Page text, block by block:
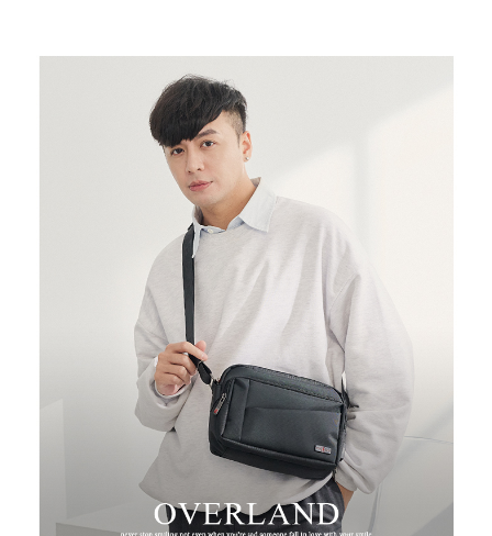
※ 請注意：結帳手續完成當下不需立刻繳費，但若您需要取消訂單，請聯絡
購買商品的店家。未經商家同意取消之訂單仍視為有效，需透過AFTEE先享
※ 交易是否成功請以「AFTEE先享後付 」之結帳頁面顯示為準，若有關於
是否繳費成功／繳費後需取消欲退款等相關疑問，請聯繫「AFTEE先享後付
https://netprotections.freshdesk.com/support/home
１．透過由恩沛科技股份有限公司提供之「AFTEE先享後付」服務完成之交
易，需依本服務之必要範圍內提供個人資料，並將交易相關給付款項請求債
權轉讓予恩沛科技股份有限公司。
２．關於個人資料處理事宜，請瀏覽以下網址：
https://aftee.tw/terms/#terms3
３．未成年的使用者請事先徵得法定代理人或監護人之同意方可使用
「AFTEE先享後付」，若未經同意申辦者引起之損失，本公司不負相關責
４．使用「AFTEE先享後付」時，將依據個別帳號之用戶狀況，依本公司即
時審查核予不同之上限額度；若仍有額度不足之情形，本公司將視審查結果
請求用戶進行身份認證。
５．嚴禁一人註冊多個帳號或使用他人資訊註冊。若發現惡意使用之情形，
恩沛科技股份有限公司將有權停止該用戶之使用額度並採取法律行動。
每筆NT$100，滿NT$699(含以上)免運費
每筆NT$100，滿NT$699(含以上)免運費
每筆NT$100，滿NT$699(含以上)免運費
每筆NT$100，滿NT$999(含以上)免運費
每筆NT$100，滿NT$999(含以上)免運費
新竹物流/黑貓